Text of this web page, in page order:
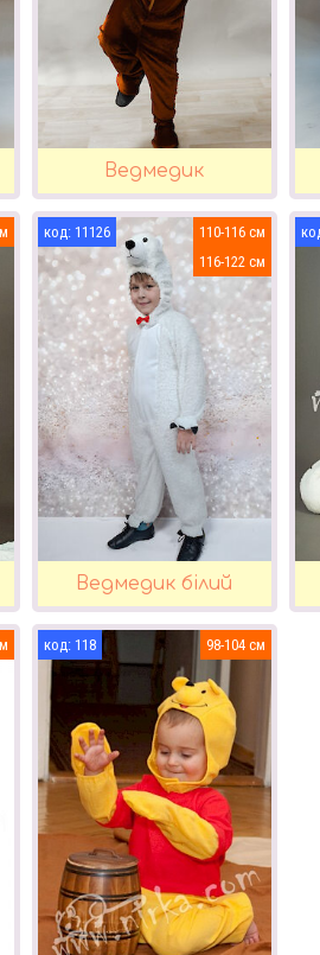
Ведмедик
11126
110-116
116-122
Ведмедик білий
118 98-104